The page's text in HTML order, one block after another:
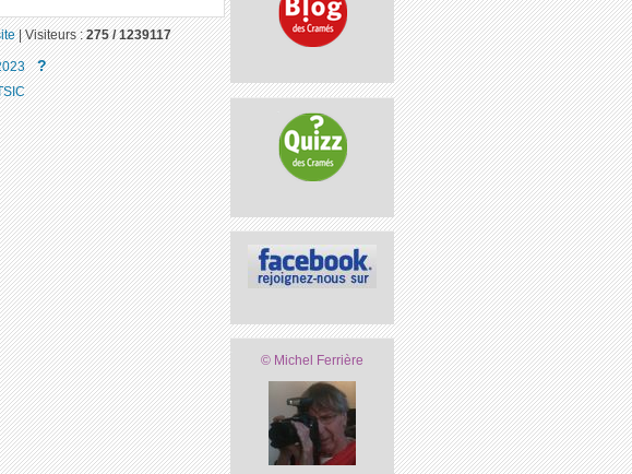
© Michel Ferrière
|Visiteurs :275 / 1239117
?